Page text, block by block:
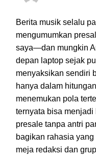
Berita musik selalu
mengumumkan
saya—dan mungkin
depan laptop sejak
menyaksikan sendiri
hanya dalam
menemukan pola
ternyata bisa
presale tanpa antri
bagikan rahasia
meja redaksi dan